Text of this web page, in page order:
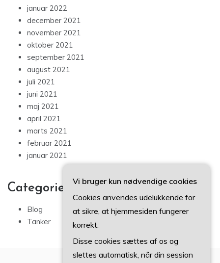
januar 2022
december 2021
november 2021
oktober 2021
september 2021
august 2021
juli 2021
juni 2021
maj 2021
april 2021
marts 2021
februar 2021
januar 2021
Categories
Blog
Tanker
Vi bruger kun nødvendige cookies
Cookies anvendes udelukkende for
at sikre, at hjemmesiden fungerer
korrekt.
Disse cookies sættes af os og
slettes automatisk, når din session